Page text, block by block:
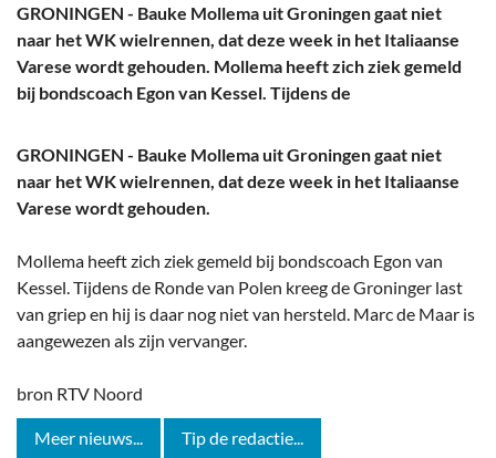
Prikbord & Aanbiedingen
Plaats bericht
GRONINGEN - Bauke Mollema uit Groningen gaat niet
naar het WK wielrennen, dat deze week in het Italiaanse
Varese wordt gehouden. Mollema heeft zich ziek gemeld
bij bondscoach Egon van Kessel. Tijdens de
GRONINGEN - Bauke Mollema uit Groningen gaat niet
naar het WK wielrennen, dat deze week in het Italiaanse
Varese wordt gehouden.
Mollema heeft zich ziek gemeld bij bondscoach Egon van
Kessel. Tijdens de Ronde van Polen kreeg de Groninger last
van griep en hij is daar nog niet van hersteld. Marc de Maar is
aangewezen als zijn vervanger.
bron RTV Noord
Meer nieuws... Tip de redactie...